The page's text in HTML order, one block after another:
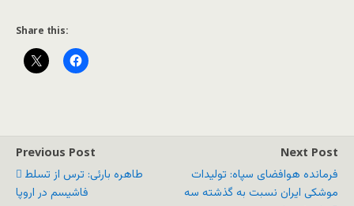
Share this:
Previous Post
طاهره بارئی: ترس از تسلط
فاشیسم در اروپا
Next Post
فرمانده هوافضای سپاه: تولیدات
موشکی ایران نسبت به گذشته سه